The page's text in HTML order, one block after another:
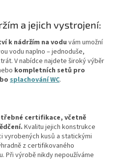
a jejich vystrojení:
k nádržím na vodu vám umožní
vodu naplno – jednoduše,
V nabídce najdete široký výběr
kompletních setů pro
splachování WC.
certifikace, včetně
Kvalitu jejich konstrukce
vyrobených kusů a statickými
z certifikovaného
Při výrobě nikdy nepoužíváme